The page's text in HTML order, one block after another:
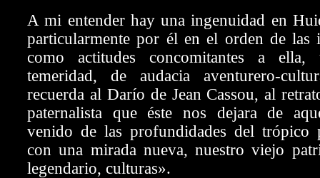
A mi entender hay una ingenuidad en
particularmente por él en el orden de las
como actitudes concomitantes a ella,
temeridad, de audacia aventurero-
recuerda al Darío de Jean Cassou, al
paternalista que éste nos dejara de
venido de las profundidades del trópico
con una mirada nueva, nuestro viejo
legendario, culturas».